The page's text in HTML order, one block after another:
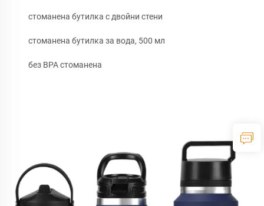
стоманена бутилка с двойни стени
стоманена бутилка за вода, 500 мл
без BPA стоманена